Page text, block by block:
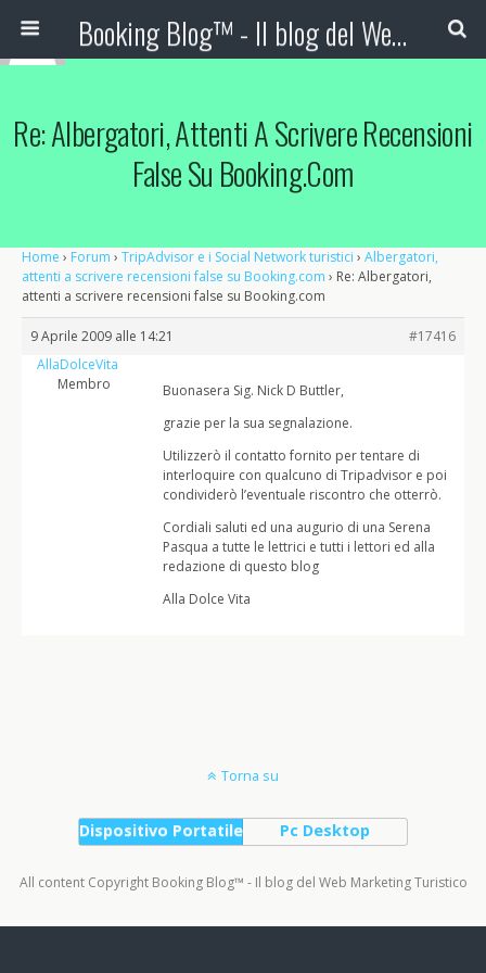
Booking Blog™ - Il blog del Web Marketing Turistico
Re: Albergatori, Attenti A Scrivere Recensioni
False Su Booking.com
Home › Forum › TripAdvisor e i Social Network turistici › Albergatori,
attenti a scrivere recensioni false su Booking.com › Re: Albergatori,
attenti a scrivere recensioni false su Booking.com
9 Aprile 2009 alle 14:21
#17416
AllaDolceVita
Membro
Buonasera Sig. Nick D Buttler,
grazie per la sua segnalazione.
Utilizzerò il contatto fornito per tentare di
interloquire con qualcuno di Tripadvisor e poi
condividerò l’eventuale riscontro che otterrò.
Cordiali saluti ed una augurio di una Serena
Pasqua a tutte le lettrici e tutti i lettori ed alla
redazione di questo blog
Alla Dolce Vita
Torna su
Dispositivo Portatile Pc Desktop
All content Copyright Booking Blog™ - Il blog del Web Marketing Turistico